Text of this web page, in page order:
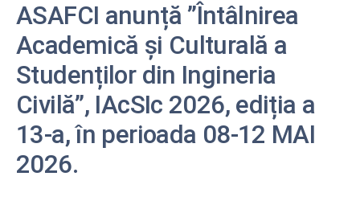
ASAFCI anunță ”Întâlnirea
Academică și Culturală a
Studenților din Ingineria
Civilă”, IAcSIc 2026, ediția a
13-a, în perioada 08-12 MAI
2026.